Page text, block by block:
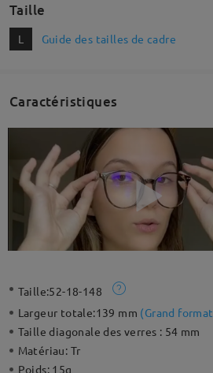
Taille
L Guide des tailles de cadre
Caractéristiques
Taille:52-18-148
Largeur totale:139 mm (Grand format
Taille diagonale des verres : 54 mm
Matériau: Tr
Poids: 15g